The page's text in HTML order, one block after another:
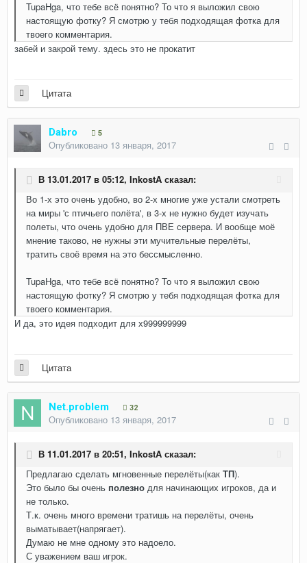
TupaHga, что тебе всё понятно? То что я выложил свою
настоящую фотку? Я смотрю у тебя подходящая фотка для
твоего комментария.
забей и закрой тему. здесь это не прокатит
Цитата
Dabro 5
Опубликовано 13 января, 2017
В 13.01.2017 в 05:12, InkostA сказал:
Во 1-х это очень удобно, во 2-х многие уже устали смотреть
на миры 'с птичьего полёта', в 3-х не нужно будет изучать
полеты, что очень удобно для ПВЕ сервера. И вообще моё
мнение таково, не нужны эти мучительные перелёты,
тратить своё время на это бессмысленно.
TupaHga, что тебе всё понятно? То что я выложил свою
настоящую фотку? Я смотрю у тебя подходящая фотка для
твоего комментария.
И да, это идея подходит для х999999999
Цитата
Net.problem 32
Опубликовано 13 января, 2017
В 11.01.2017 в 20:51, InkostA сказал:
Предлагаю сделать мгновенные перелёты(как ТП).
Это было бы очень полезно для начинающих игроков, да и
не только.
Т.к. очень много времени тратишь на перелёты, очень
выматывает(напрягает).
Думаю не мне одному это надоело.
С уважением ваш игрок.